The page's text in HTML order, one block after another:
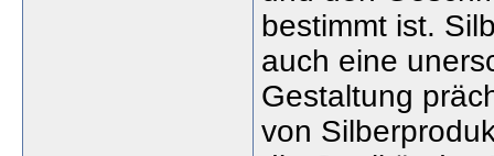
bestimmt ist.
auch eine
Gestaltung
von